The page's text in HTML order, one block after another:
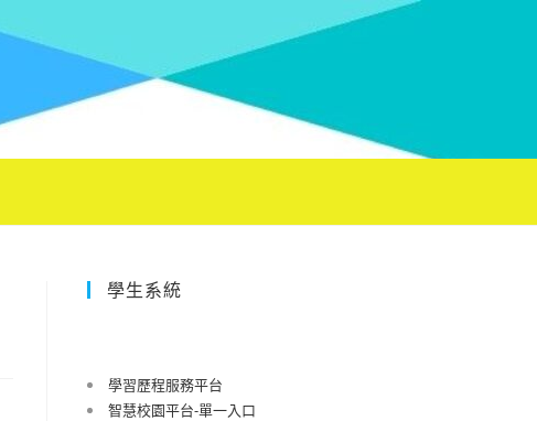
學生系統
學習歷程服務平台
智慧校園平台-單一入口